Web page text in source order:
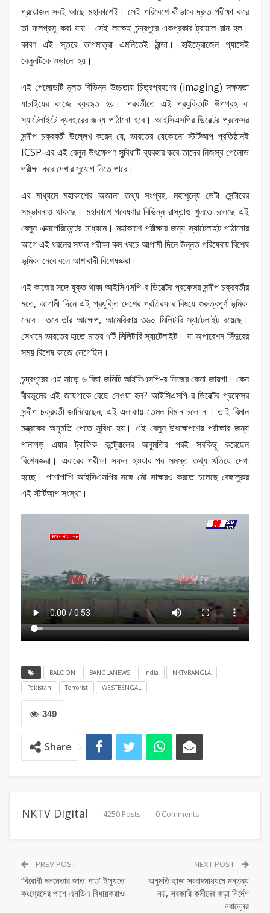
প্রয়োজন সবই আছে মহাকাশেই। সেই পরিবেশে কীভাবে দ্রুত পরীক্ষা করে
তা ফলপ্রসূ করা যায়। সেই লক্ষেই চন্দ্রপুরে একপ্রকার ট্রায়াল রান হল।
কারণ এই স্তরে তাপমাত্রা এমনিতেই ঠান্ডা। হাইড্রোজেন গ্যাসেই
বেলুনটিকে ওড়ানো হয়।
এই পেলোডটি মূলত বিভিন্ন উচ্চতায় চিত্রগ্রহণের (imaging) সক্ষমতা
যাচাইয়ের কাজে ব্যবহৃত হয়। পরবর্তীতে এই প্রযুক্তিটি উপগ্রহ বা
স্যাটেলাইটে ব্যবহারের জন্য পাঠানো হবে। আইসিএসপির ডিরেক্টর প্রফেসর
সন্দীপ চক্রবর্তী উল্লেখ করেন যে, ভারতের যেকোনো স্টার্টআপ প্রতিষ্ঠানই
ICSP-এর এই বেলুন উৎক্ষেপণ সুবিধাটি ব্যবহার করে তাদের নিজস্ব পেলোড
পরীক্ষা করে দেখার সুযোগ নিতে পারে।
এর মাধ্যমে মহাকাশের অজানা তথ্য সংগ্রহ, মহাশূন্যে ডেটা সেন্টারের
সম্ভাবনাও থাকছে। মহাকাশে গবেষণার বিভিন্ন রাস্তাও খুলতে চলেছে এই
বেলুন এক্সপেরিমেন্টের মাধ্যমে। মহাকাশে পরীক্ষার জন্য স্যাটেলাইট পাঠানোর
আগে এই ধরনের সফল পরীক্ষা কম খরচে আগামী দিনে উন্নত পরিষেবায় বিশেষ
ভূমিকা নেবে বলে আশাবাদী বিশেষজ্ঞরা।
এই কাজের সঙ্গে যুক্ত থাকা আইসিএসপি-র ডিরেক্টর প্রফেসর সন্দীপ চক্রবর্তীর
মতে, আগামী দিনে এই প্রযুক্তি দেশের প্রতিরক্ষার বিষয়ে গুরুত্বপূর্ণ ভূমিকা
নেবে। তবে তাঁর আক্ষেপ, আমেরিকায় ৩৬০ মিলিটারি স্যাটেলাইট রয়েছে।
সেখানে ভারতের হাতে মাত্র ৭টি মিলিটারি স্যাটেলাইট। যা অপারেশন সিঁদুরের
সময় বিশেষ কাজে লেগেছিল।
চন্দ্রপুরের এই সাড়ে ৬ বিঘা জমিটি আইসিএসপি-র নিজের কেনা জায়গা। কেন
বীরভূমের এই জায়গাকে বেছে নেওয়া হল? আইসিএসপি-র ডিরেক্টর প্রফেসর
সন্দীপ চক্রবর্তী জানিয়েছেন, এই এলাকায় তেমন বিমান চলে না। তাই বিমান
মন্ত্রকের অনুমতি পেতে সুবিধা হয়। এই বেলুন উৎক্ষেপণের পরীক্ষার জন্য
পানাগড় এয়ার ট্রাফিক কন্ট্রোলের অনুমতির পরই সবকিছু করেছেন
বিশেষজ্ঞরা। এবারের পরীক্ষা সফল হওয়ার পর সমস্ত তথ্য খতিয়ে দেখা
হচ্ছে। পাশাপাশি আইসিএসপির সঙ্গে মৌ সাক্ষরও করতে চলেছে বেঙ্গালুরুর
এই স্টার্টআপ সংস্থা।
BALOON BANGLANEWS India
NKTVBANGLA
Pakistan
Terrorist WESTBENGAL
349
Share
NKTV Digital 4250 Posts 0 Comments
PREV POST
‘বিরোধী দলনেতার জাত-পাত’ ইস্যুতে
কংগ্রেসের পাশে এনডিএ বিধায়করাও!
NEXT POST
অনুমতি ছাড়া সংবাদমাধ্যমে মন্তব্য
নয়, সরকারি কর্মীদের কড়া নির্দেশ
নবান্নের